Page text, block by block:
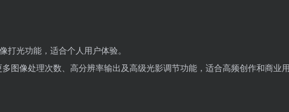
光功能，适合个人用户体验。
图像处理次数、高分辨率输出及高级光影调节功能，适合高频创作和商业